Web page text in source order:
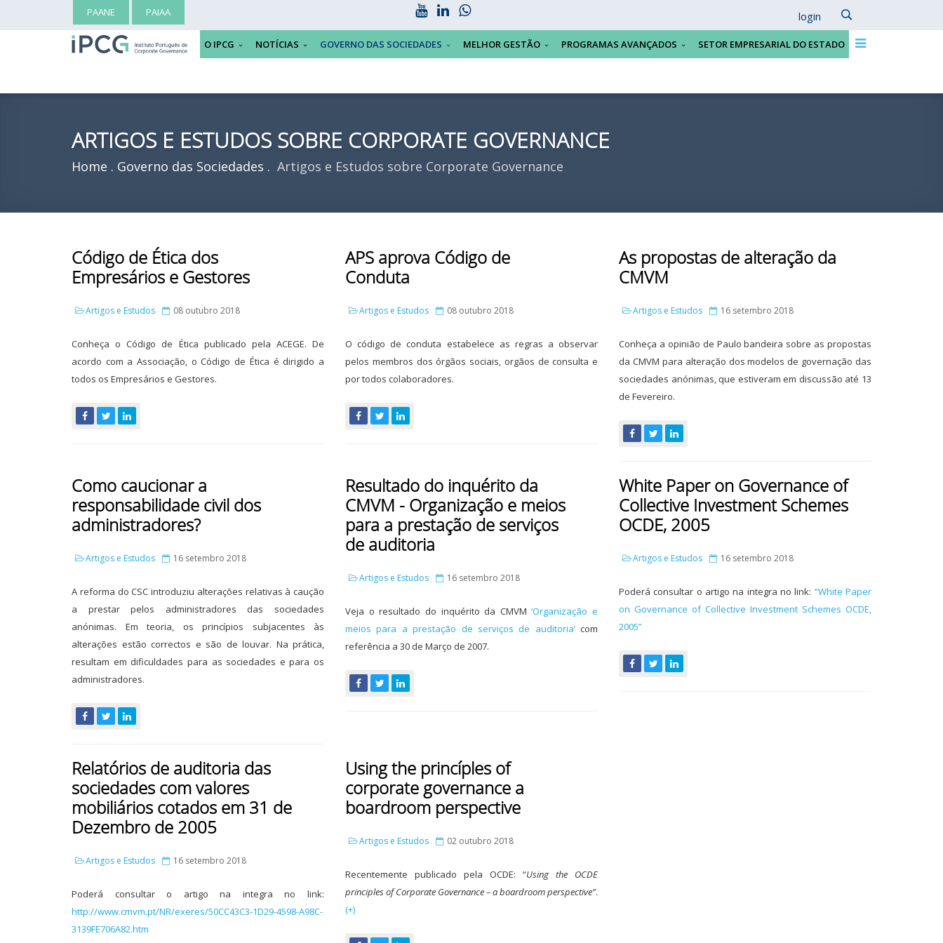
PAANE PAIAA login
O IPCG NOTÍCIAS GOVERNO DAS SOCIEDADES MELHOR GESTÃO PROGRAMAS AVANÇADOS SETOR EMPRESARIAL DO ESTADO
ARTIGOS E ESTUDOS SOBRE CORPORATE GOVERNANCE
Home Governo das Sociedades Artigos e Estudos sobre Corporate Governance
Código de Ética dos
Empresários e Gestores
Artigos e Estudos 08 outubro 2018
Conheça o Código de Ética publicado pela ACEGE. De
acordo com a Associação, o Código de Ética é dirigido a
todos os Empresários e Gestores.
APS aprova Código de
Conduta
Artigos e Estudos 08 outubro 2018
O código de conduta estabelece as regras a observar
pelos membros dos órgãos sociais, orgãos de consulta e
por todos colaboradores.
As propostas de alteração da
CMVM
Artigos e Estudos 16 setembro 2018
Conheça a opinião de Paulo bandeira sobre as propostas
da CMVM para alteração dos modelos de governação das
sociedades anónimas, que estiveram em discussão até 13
de Fevereiro.
Como caucionar a
responsabilidade civil dos
administradores?
Artigos e Estudos 16 setembro 2018
A reforma do CSC introduziu alterações relativas à caução
a prestar pelos administradores das sociedades
anónimas. Em teoria, os princípios subjacentes às
alterações estão correctos e são de louvar. Na prática,
resultam em dificuldades para as sociedades e para os
administradores.
Resultado do inquérito da
CMVM - Organização e meios
para a prestação de serviços
de auditoria
Artigos e Estudos 16 setembro 2018
Veja o resultado do inquérito da CMVM‘Organização e
meios para a prestação de serviços de auditoria’com
referência a 30 de Março de 2007.
White Paper on Governance of
Collective Investment Schemes
OCDE, 2005
Artigos e Estudos 16 setembro 2018
Poderá consultar o artigo na integra no link: “White Paper
on Governance of Collective Investment Schemes OCDE,
2005”
Relatórios de auditoria das
sociedades com valores
mobiliários cotados em 31 de
Dezembro de 2005
Artigos e Estudos 16 setembro 2018
Poderá consultar o artigo na integra no link:
http://www.cmvm.pt/NR/exeres/50CC43C3-1D29-4598-A98C-
3139FE706A82.htm
Using the princíples of
corporate governance a
boardroom perspective
Artigos e Estudos 02 outubro 2018
Recentemente publicado pela OCDE: “Using the OCDE
principles of Corporate Governance – a boardroom perspective”.
(+)